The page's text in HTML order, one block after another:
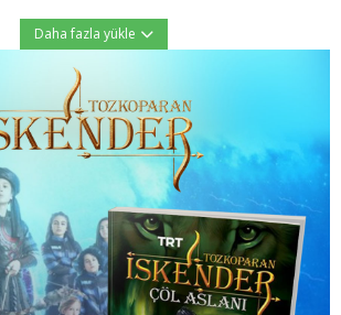
Daha fazla yükle